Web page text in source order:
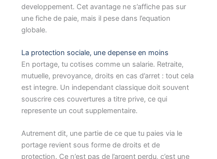
developpement. Cet avantage ne s’affiche pas sur
une fiche de paie, mais il pese dans l’equation
globale.
La protection sociale, une depense en moins
En portage, tu cotises comme un salarie. Retraite,
mutuelle, prevoyance, droits en cas d’arret : tout cela
est integre. Un independant classique doit souvent
souscrire ces couvertures a titre prive, ce qui
represente un cout supplementaire.
Autrement dit, une partie de ce que tu paies via le
portage revient sous forme de droits et de
protection. Ce n’est pas de l’argent perdu, c’est une